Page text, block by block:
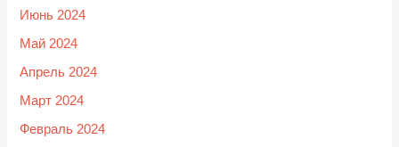
Июнь 2024
Май 2024
Апрель 2024
Март 2024
Февраль 2024